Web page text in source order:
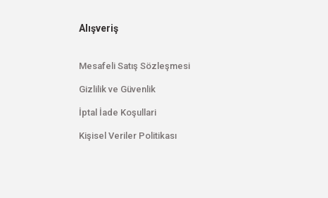
Alışveriş
Mesafeli Satış Sözleşmesi
Gizlilik ve Güvenlik
İptal İade Koşullari
Kişisel Veriler Politikası